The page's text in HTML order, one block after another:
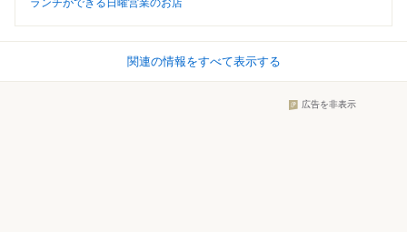
ランチができる日曜営業のお店
関連の情報をすべて表示する
広告を非表示